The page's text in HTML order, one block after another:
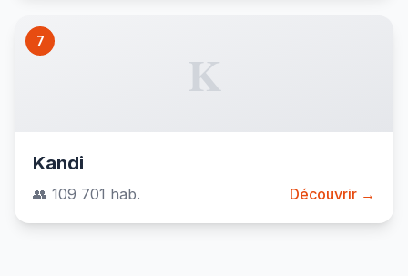
7
K
Kandi
👥 109 701 hab. Découvrir →